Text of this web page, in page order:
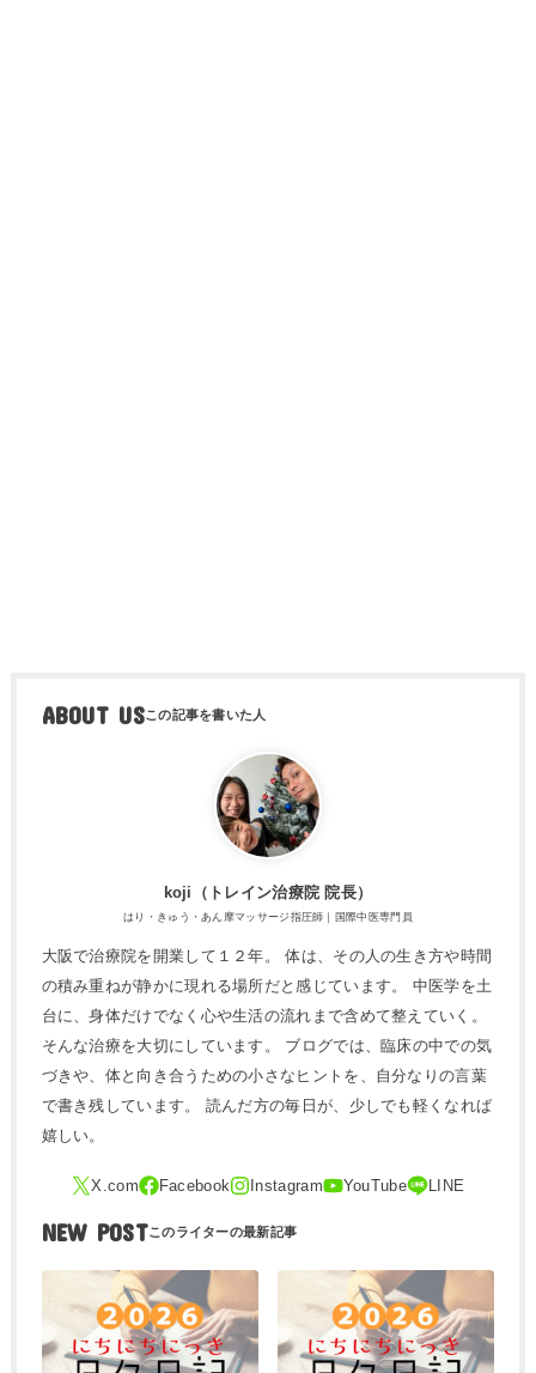
ABOUT US
koji（トレ​イン治療院 院長）
はり・きゅう・あん摩マッサージ指圧師｜国際中医専門員
大阪で治療院を開業して１２年。 体は、その人の生き方や時間
の積み重ねが静かに現れる場所だと感じています。 中医学を土
台に、身体だけでなく心や生活の流れまで含めて整えていく。
そんな治療を大切にしています。 ブログでは、臨床の中での気
づきや、体と向き合うための小さなヒントを、自分なりの言葉
で書き残しています。 読んだ方の毎日が、少しでも軽くなれば
嬉しい。
NEW POST